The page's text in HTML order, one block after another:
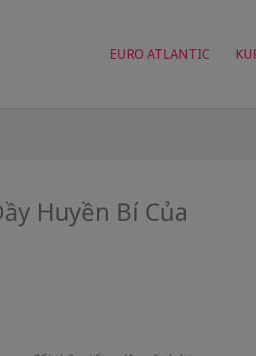
EURO ATLANTIC
Huyền Bí Của